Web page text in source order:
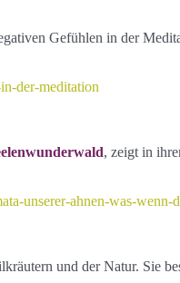
Gefühlen in der
der-meditation
, zeigt in
unserer-ahnen-was-
und der Natur. Sie